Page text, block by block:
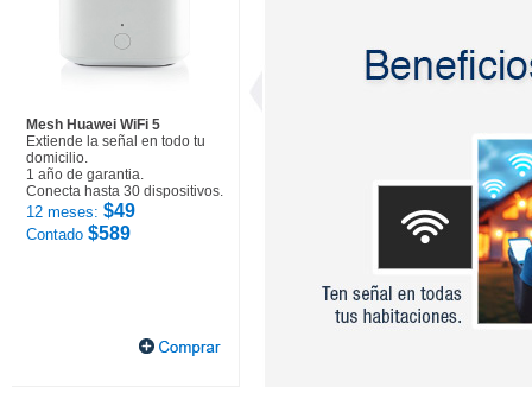
Mesh Huawei WiFi 5
Extiende la señal en todo tu
domicilio.
1 año de garantia.
Conecta hasta 30 dispositivos.
12 meses: $49
Contado $589